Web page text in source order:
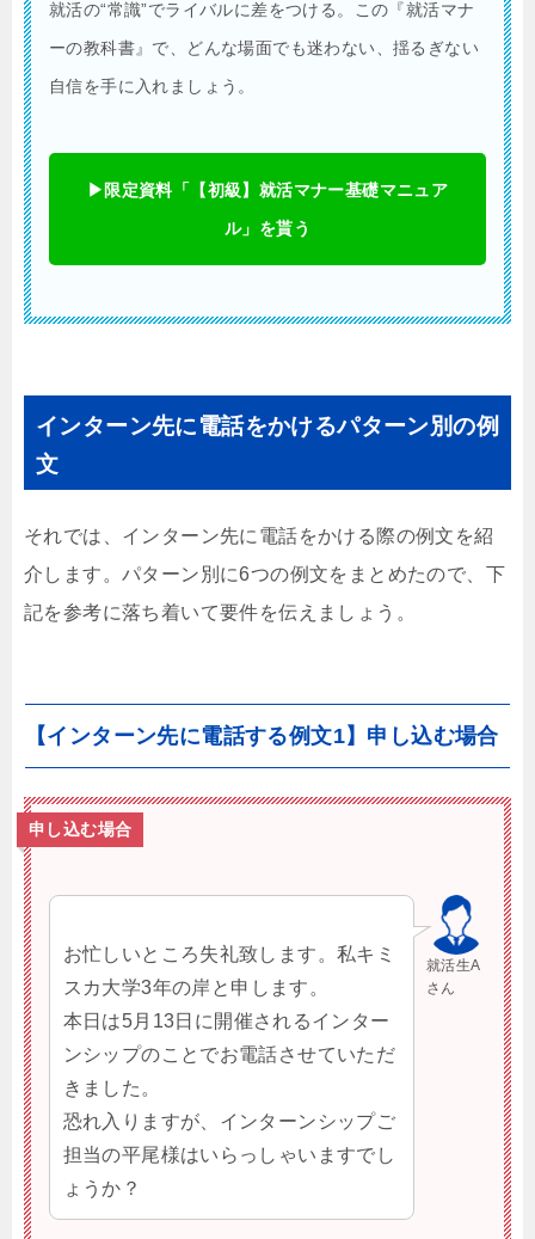
就活の“常識”でライバルに差をつける。この『就活マナ
ーの教科書』で、どんな場面でも迷わない、揺るぎない
自信を手に入れましょう。
▶︎限定資料「【初級】就活マナー基礎マニュア
ル」を貰う
インターン先に電話をかけるパターン別の例
文
それでは、インターン先に電話をかける際の例文を紹
介します。パターン別に6つの例文をまとめたので、下
記を参考に落ち着いて要件を伝えましょう。
【インターン先に電話する例文1】申し込む場合
申し込む場合
就活生A
さん
お忙しいところ失礼致します。私キミ
スカ大学3年の岸と申します。
本日は5月13日に開催されるインター
ンシップのことでお電話させていただ
きました。
恐れ入りますが、インターンシップご
担当の平尾様はいらっしゃいますでし
ょうか？